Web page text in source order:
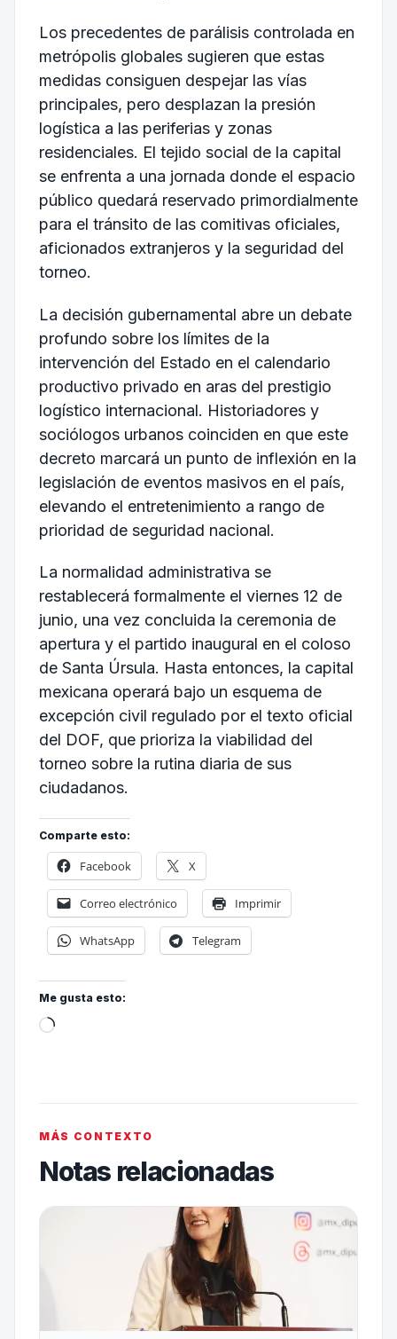
Los precedentes de parálisis controlada en
metrópolis globales sugieren que estas
medidas consiguen despejar las vías
principales, pero desplazan la presión
logística a las periferias y zonas
residenciales. El tejido social de la capital
se enfrenta a una jornada donde el espacio
público quedará reservado primordialmente
para el tránsito de las comitivas oficiales,
aficionados extranjeros y la seguridad del
torneo.
La decisión gubernamental abre un debate
profundo sobre los límites de la
intervención del Estado en el calendario
productivo privado en aras del prestigio
logístico internacional. Historiadores y
sociólogos urbanos coinciden en que este
decreto marcará un punto de inflexión en la
legislación de eventos masivos en el país,
elevando el entretenimiento a rango de
prioridad de seguridad nacional.
La normalidad administrativa se
restablecerá formalmente el viernes 12 de
junio, una vez concluida la ceremonia de
apertura y el partido inaugural en el coloso
de Santa Úrsula. Hasta entonces, la capital
mexicana operará bajo un esquema de
excepción civil regulado por el texto oficial
del DOF, que prioriza la viabilidad del
torneo sobre la rutina diaria de sus
ciudadanos.
Comparte esto:
Facebook X
Correo electrónico Imprimir
WhatsApp Telegram
Me gusta esto:
MÁS CONTEXTO
Notas relacionadas